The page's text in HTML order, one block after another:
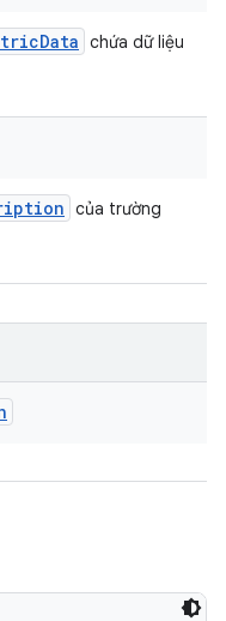
Data chứa dữ liệu
của trường